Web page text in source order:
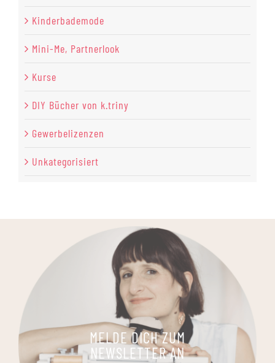
Kinderbademode
Mini-Me, Partnerlook
Kurse
DIY Bücher von k.triny
Gewerbelizenzen
Unkategorisiert
MELDE DICH ZUM
NEWSLETTER AN